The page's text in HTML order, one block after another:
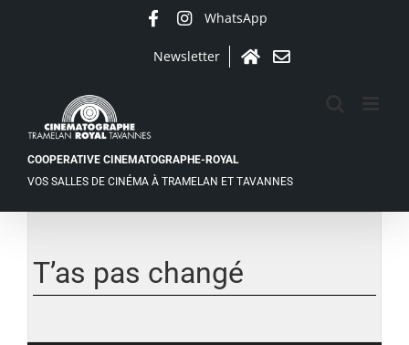
WhatsApp
Newsletter
AccueilContact
COOPERATIVE CINEMATOGRAPHE-ROYAL
VOS SALLES DE CINÉMA À TRAMELAN ET TAVANNES
agrandie
T’as pas changé